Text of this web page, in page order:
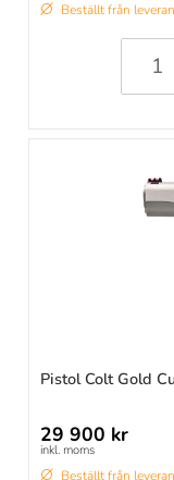
Beställt från
Pistol Colt Gold
29 900 kr
inkl. moms
Beställt från